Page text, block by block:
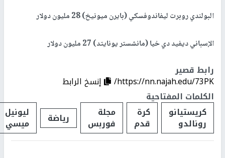
البولندي روبرت ليفاندوفسكي (بايرن ميونيخ) 28 مليون دولار
الإسباني ديفيد دي خيا (مانشستر يونايتد) 27 مليون دولار
رابط قصير
https://nn.najah.edu/73PK/
إنسخ الرابط
الكلمات المفتاحية
كريستيانو
رونالدو
كرة
قدم
مجلة
فوربس رياضة ليونيل
ميسي